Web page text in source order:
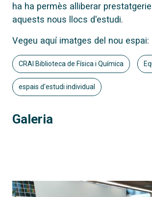
ha ha permès alliberar
aquests nous llocs d'estudi.
Vegeu aquí imatges del nou espai:
CRAI Biblioteca de Física i Química
espais d'estudi individual
Galeria